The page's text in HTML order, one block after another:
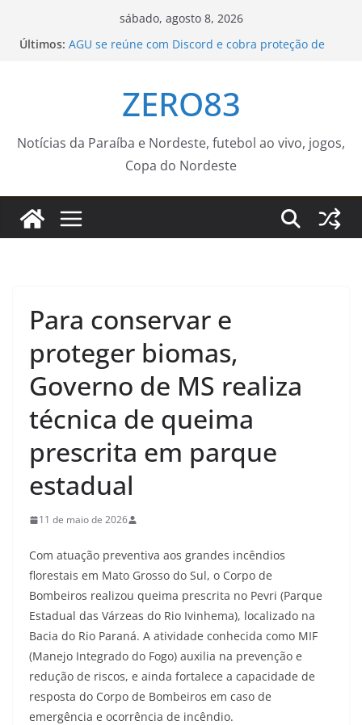
sábado, agosto 8, 2026
Últimos: AGU se reúne com Discord e cobra proteção de
realiza mais de 300 atendimentos em Oitizeiro
A Operação Cata Bagulho atenderá o seguinte
Prefeitura do Rio e AWS firmam acordo de até R$
20,5 milhões em créditos de nuvem para
impulsionar startups – Prefeitura da Cidade do
Consultório Veterinário Móvel atenderá no Parque
São Bento na próxima semana – Agência de
Notícias
ZERO83
Notícias da Paraíba e Nordeste, futebol ao vivo, jogos,
Copa do Nordeste
Para conservar e
proteger biomas,
Governo de MS realiza
técnica de queima
prescrita em parque
estadual
11 de maio de 2026
Com atuação preventiva aos grandes incêndios
florestais em Mato Grosso do Sul, o Corpo de
Bombeiros realizou queima prescrita no Pevri (Parque
Estadual das Várzeas do Rio Ivinhema), localizado na
Bacia do Rio Paraná. A atividade conhecida como MIF
(Manejo Integrado do Fogo) auxilia na prevenção e
redução de riscos, e ainda fortalece a capacidade de
resposta do Corpo de Bombeiros em caso de
emergência e ocorrência de incêndio.